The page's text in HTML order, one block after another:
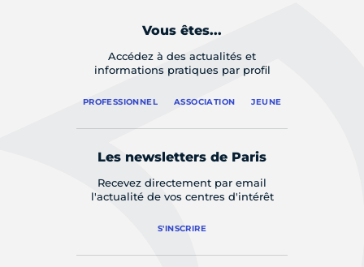
Vous êtes...
Accédez à des actualités et
informations pratiques par profil
PROFESSIONNEL ASSOCIATION JEUNE
Les newsletters de Paris
Recevez directement par email
l'actualité de vos centres d'intérêt
S'INSCRIRE